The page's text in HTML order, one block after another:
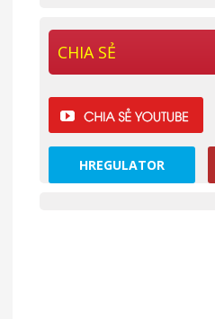
CHIA SẺ
HREGULATOR